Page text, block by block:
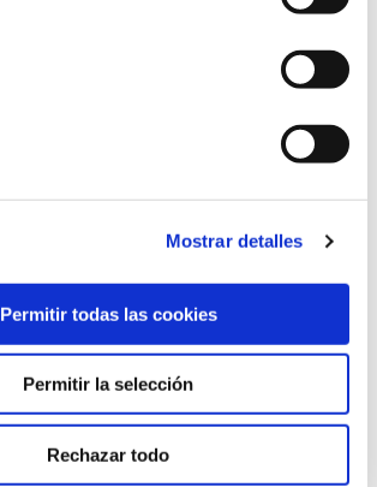
Mostrar detalles
Permitir todas las cookies
Permitir la selección
Rechazar todo
CADETE A
1-2
UD